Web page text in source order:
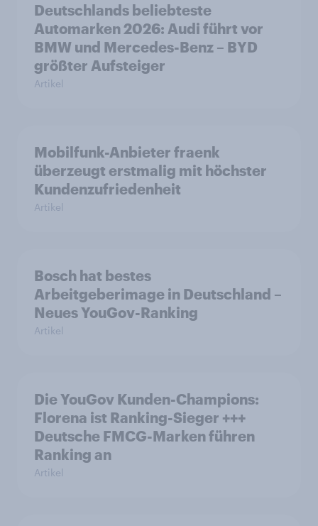
Deutschlands beliebteste
Automarken 2026: Audi führt vor
BMW und Mercedes-Benz – BYD
größter Aufsteiger
Artikel
Mobilfunk-Anbieter fraenk
überzeugt erstmalig mit höchster
Kundenzufriedenheit
Artikel
Bosch hat bestes
Arbeitgeberimage in Deutschland –
Neues YouGov-Ranking
Artikel
Die YouGov Kunden-Champions:
Florena ist Ranking-Sieger +++
Deutsche FMCG-Marken führen
Ranking an
Artikel